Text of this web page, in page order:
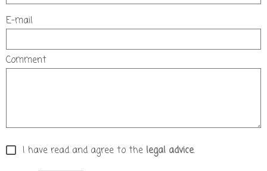
E-mail
Comment
I have read and agree to the legal advice.